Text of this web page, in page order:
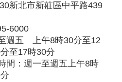
新北市新莊區中平路439
6000
週五 上午8時30分至12
至17時30分
間：週一至週五上午8時